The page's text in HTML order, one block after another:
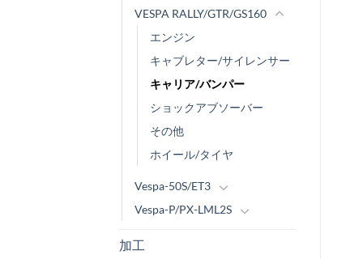
VESPA RALLY/GTR/GS160
エンジン
キャブレター/サイレンサー
キャリア/バンパー
ショックアブソーバー
その他
ホイール/タイヤ
Vespa-50S/ET3
Vespa-P/PX-LML2S
加工